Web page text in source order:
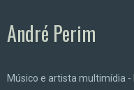
André Perim
Músico e artista multimídia -